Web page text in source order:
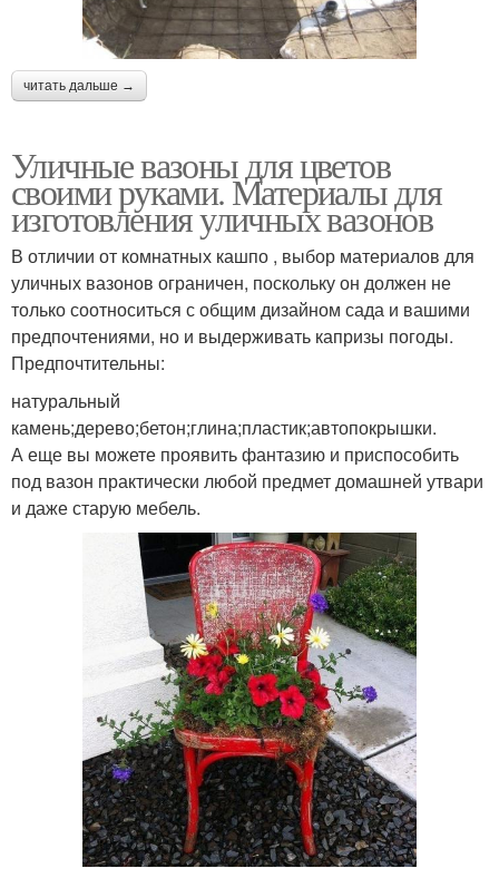
читать дальше →
Уличные вазоны для цветов
своими руками. Материалы для
изготовления уличных вазонов
В отличии от комнатных кашпо , выбор материалов для
уличных вазонов ограничен, поскольку он должен не
только соотноситься с общим дизайном сада и вашими
предпочтениями, но и выдерживать капризы погоды.
Предпочтительны:
натуральный
камень;дерево;бетон;глина;пластик;автопокрышки.
А еще вы можете проявить фантазию и приспособить
под вазон практически любой предмет домашней утвари
и даже старую мебель.